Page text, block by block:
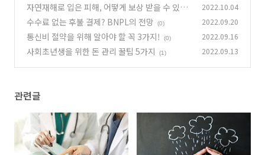
자연재해로 입은 피해, 어떻게 보상 받을 수 있을
까?
(0)
2022.10.04
수수료 없는 후불 결제? BNPL의 전망 (0) 2022.09.20
통신비 절약을 위해 알아야 할 꼭 3가지! (0) 2022.09.16
사회초년생을 위한 돈 관리 꿀팁 5가지 (1) 2022.09.13
관련글